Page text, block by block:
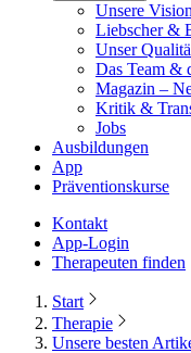
Unsere Vision
Liebscher &
Unser
Das Team &
Magazin –
Kritik &
Jobs
Ausbildungen
App
Präventionskurse
Kontakt
App-Login
Therapeuten finden
Start
Therapie
Unsere besten